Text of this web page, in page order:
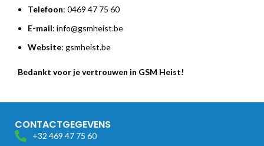
Telefoon: 0469 47 75 60
E-mail: info@gsmheist.be
Website: gsmheist.be
Bedankt voor je vertrouwen in GSM Heist!
CONTACTGEGEVENS
+32 469 47 75 60